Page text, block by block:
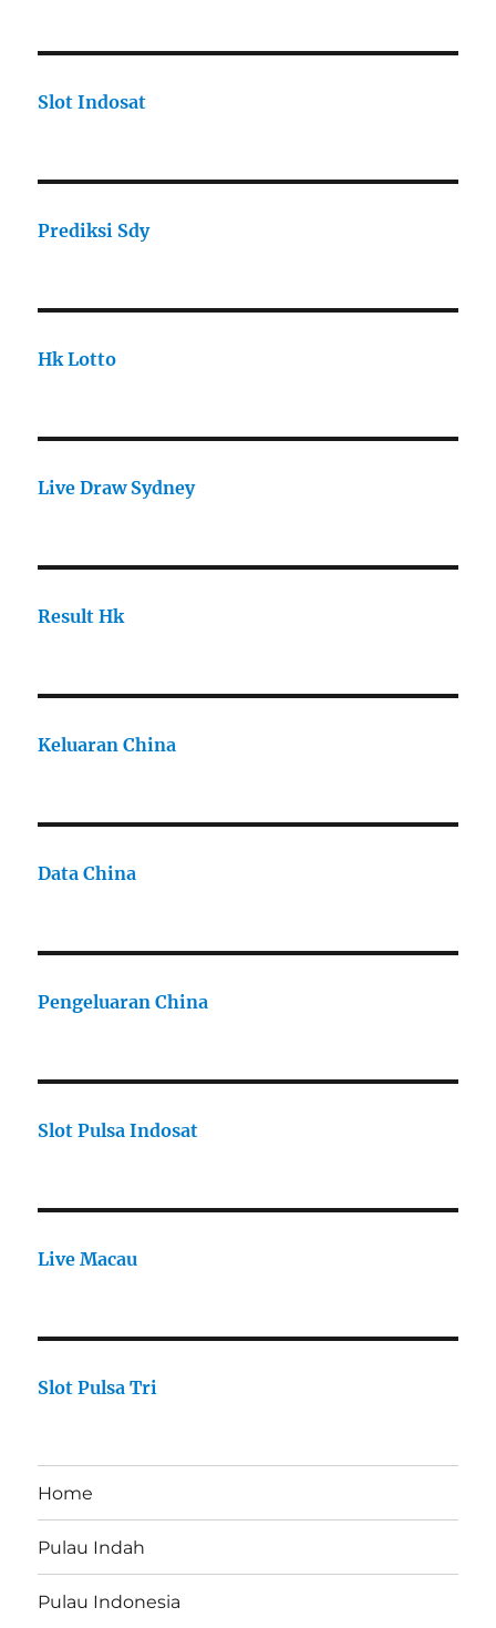
Slot Indosat
Prediksi Sdy
Hk Lotto
Live Draw Sydney
Result Hk
Keluaran China
Data China
Pengeluaran China
Slot Pulsa Indosat
Live Macau
Slot Pulsa Tri
Home
Pulau Indah
Pulau Indonesia